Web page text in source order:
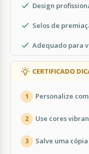
Design
Selos de
Adequado para
CERTIFICADO
1 Personalize
2 Use cores
3 Salve uma